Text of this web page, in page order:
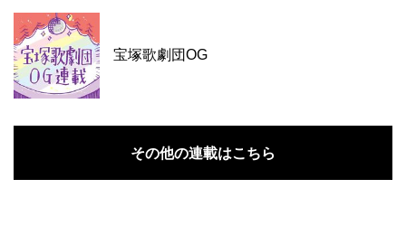
宝塚歌劇団OG
その他の連載はこちら